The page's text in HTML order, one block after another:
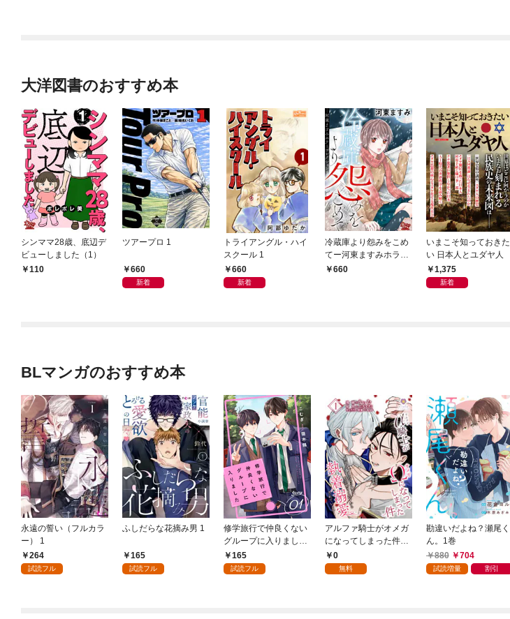
大洋図書のおすすめ本
シンママ28歳、底辺デ
ビューしました（1）
110
ツアープロ 1
660
新着
トライアングル・ハイ
スクール 1
660
新着
冷蔵庫より怨みをこめ
てー河東ますみホラー
コレクション 1ー
660
いまこそ知っておきた
い 日本人とユダヤ人
1,375
新着
BLマンガのおすすめ本
永遠の誓い（フルカラ
ー） 1
264
試読フル
ふしだらな花摘み男 1
165
試読フル
修学旅行で仲良くない
グループに入りました
【単話版】1巻
165
試読フル
アルファ騎士がオメガ
になってしまった件～
最強α騎士団長の俺
が、世話焼きα部下か
0
無料
勘違いだよね？瀬尾く
ん。1巻
880
704
試読増量 割引